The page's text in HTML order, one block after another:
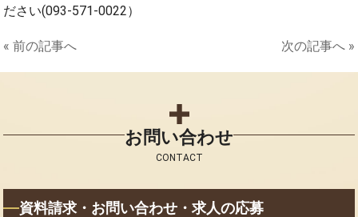
ださい(093-571-0022）
« 前の記事へ 次の記事へ »
お問い合わせ
CONTACT
資料請求・お問い合わせ・求人の応募